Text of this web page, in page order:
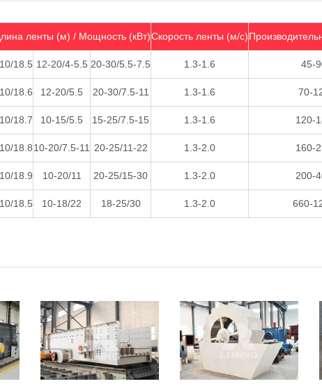
ленты (м) / Мощность (кВт)Скорость ленты (м/с)
18.5 12-20/4-5.5 20-30/5.5-7.5 1.3-1.6 45-
18.6 12-20/5.5 20-30/7.5-11 1.3-1.6 70-
18.7 10-15/5.5 15-25/7.5-15 1.3-1.6 120-
18.810-20/7.5-11 20-25/11-22 1.3-2.0 160-
18.9 10-20/11 20-25/15-30 1.3-2.0 200-
18.5 10-18/22 18-25/30 1.3-2.0 660-